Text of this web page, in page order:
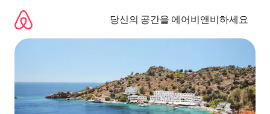
당신의 공간을 에어비앤비하세요